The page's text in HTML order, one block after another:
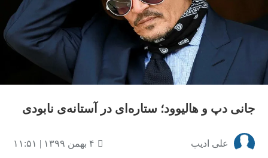
جانی دپ و هالیوود؛ ستاره‌‌ای در آستانه‌ی نابودی
علی ادیب ۴ بهمن ۱۳۹۹ | ۱۱:۵۱